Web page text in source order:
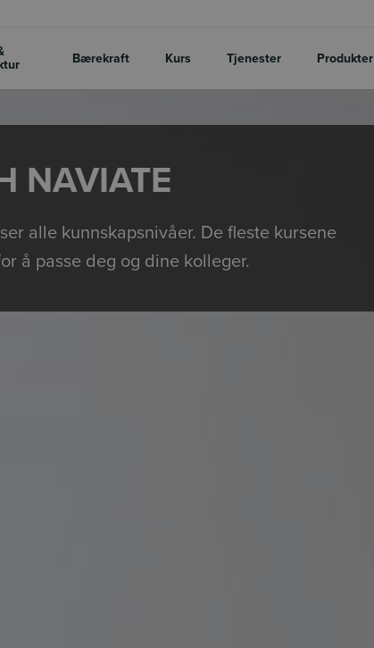
Bærekraft Kurs Tjenester Produkter
NAVIATE
alle kunnskapsnivåer. De fleste kursene
å passe deg og dine kolleger.